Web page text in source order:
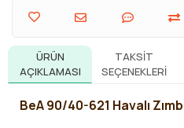
ÜRÜN
AÇIKLAMASI
TAKSIT
SEÇENEKLERI
BeA 90/40-621 Havalı